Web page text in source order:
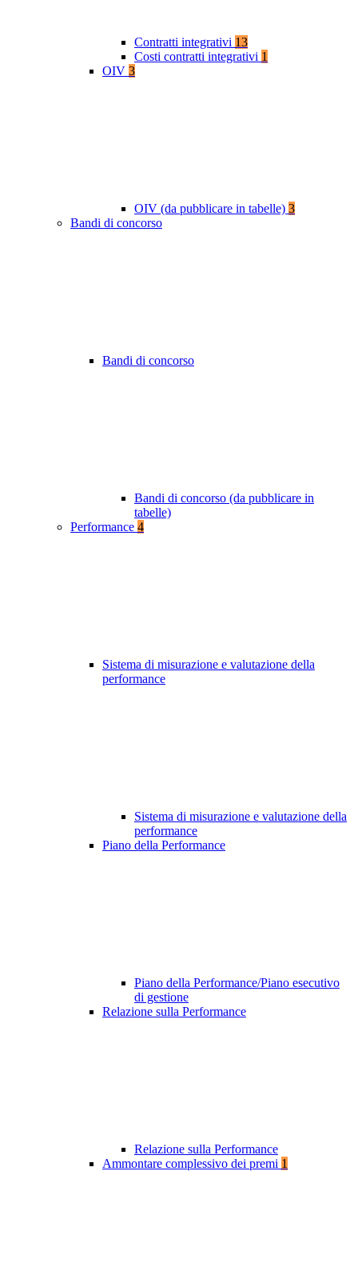
Contratti integrativi 13
Costi contratti integrativi 1
OIV 3
OIV (da pubblicare in tabelle) 3
Bandi di concorso
Bandi di concorso
Bandi di concorso (da pubblicare in
tabelle)
Performance 4
Sistema di misurazione e valutazione della
performance
Sistema di misurazione e valutazione della
performance
Piano della Performance
Piano della Performance/Piano esecutivo
di gestione
Relazione sulla Performance
Relazione sulla Performance
Ammontare complessivo dei premi 1